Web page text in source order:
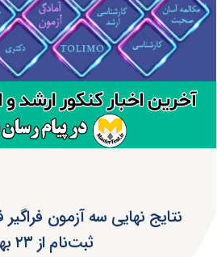
نتایج نهایی سه آزمون
ثبت‌نام از ۲۳ بهمن